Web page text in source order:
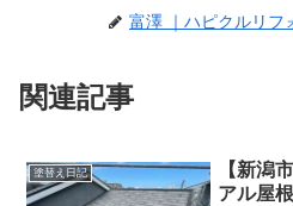
富澤 ｜ハピクルリフ
関連記事
塗替え日記
【新潟
アル屋